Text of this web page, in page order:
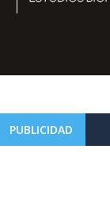
PUBLICIDAD